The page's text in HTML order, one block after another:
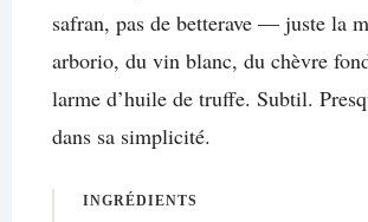
safran, pas de betterave — juste la
arborio, du vin blanc, du chèvre
larme d’huile de truffe. Subtil.
dans sa simplicité.
INGRÉDIENTS